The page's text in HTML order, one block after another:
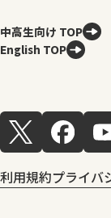
中高生向け TOP
English TOP
利用規約プライバ